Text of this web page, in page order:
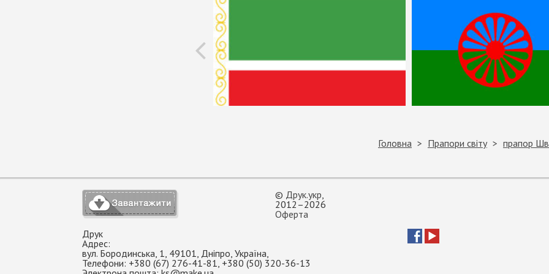
Головна Прапори світу прапор
© Друк.укр
2012–2026
Оферта
Друк
Адрес:
вул. Бородинська, 1 49101 Дніпро ,Україна
Телефони: +380 (67) 276-41-81 ,+380 (50) 320-36-13